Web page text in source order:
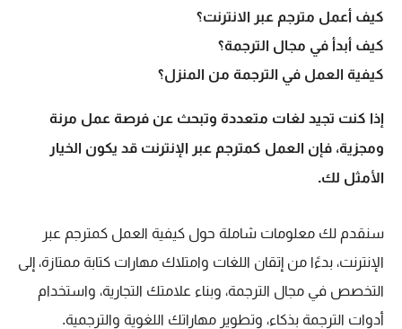
كيف أعمل مترجم عبر الانترنت؟
كيف أبدأ في مجال الترجمة؟
كيفية العمل في الترجمة من المنزل؟
إذا كنت تجيد لغات متعددة وتبحث عن فرصة عمل مرنة
ومجزية، فإن العمل كمترجم عبر الإنترنت قد يكون الخيار
الأمثل لك.
سنقدم لك معلومات شاملة حول كيفية العمل كمترجم عبر
الإنترنت، بدءًا من إتقان اللغات وامتلاك مهارات كتابة ممتازة، إلى
التخصص في مجال الترجمة، وبناء علامتك التجارية، واستخدام
أدوات الترجمة بذكاء، وتطوير مهاراتك اللغوية والترجمية.